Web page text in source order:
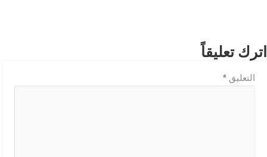
اترك تعليقاً
التعليق *